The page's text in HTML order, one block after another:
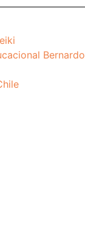
Bernardo